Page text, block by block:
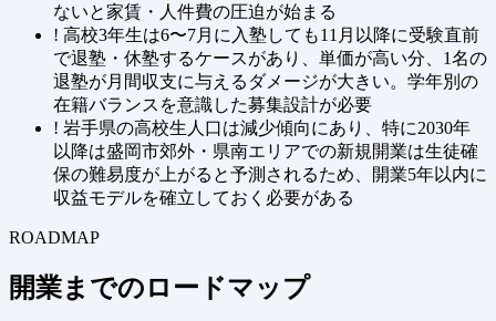
ないと家賃・人件費の圧迫が始まる
! 高校3年生は6〜7月に入塾しても11月以降に受験直前
で退塾・休塾するケースがあり、単価が高い分、1名の
退塾が月間収支に与えるダメージが大きい。学年別の
在籍バランスを意識した募集設計が必要
! 岩手県の高校生人口は減少傾向にあり、特に2030年
以降は盛岡市郊外・県南エリアでの新規開業は生徒確
保の難易度が上がると予測されるため、開業5年以内に
収益モデルを確立しておく必要がある
ROADMAP
開業までのロードマップ